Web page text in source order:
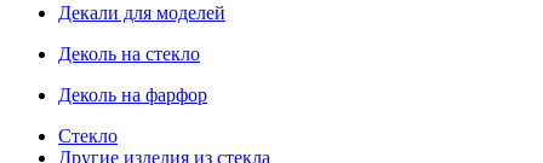
Декали для моделей
Деколь на стекло
Деколь на фарфор
Стекло
Другие изделия из стекла